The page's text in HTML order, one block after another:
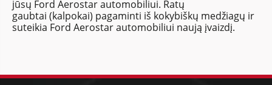
jūsų Ford Aerostar automobiliui. Ratų
gaubtai (kalpokai) pagaminti iš kokybiškų medžiagų ir
suteikia Ford Aerostar automobiliui naują įvaizdį.